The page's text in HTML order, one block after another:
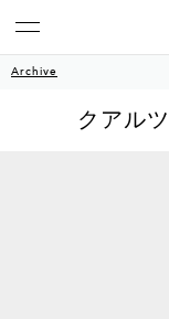
Archive
クアル